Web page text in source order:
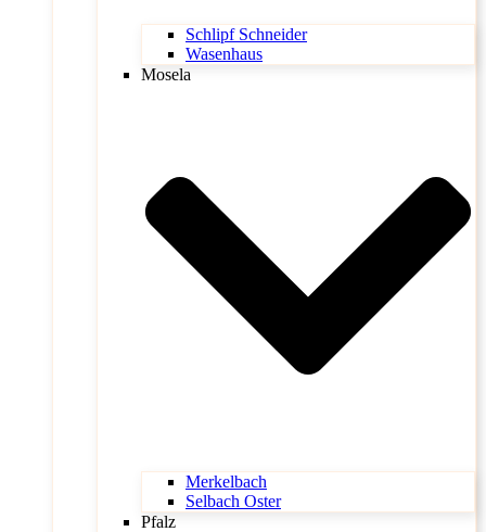
Schlipf Schneider
Wasenhaus
Mosela
Merkelbach
Selbach Oster
Pfalz